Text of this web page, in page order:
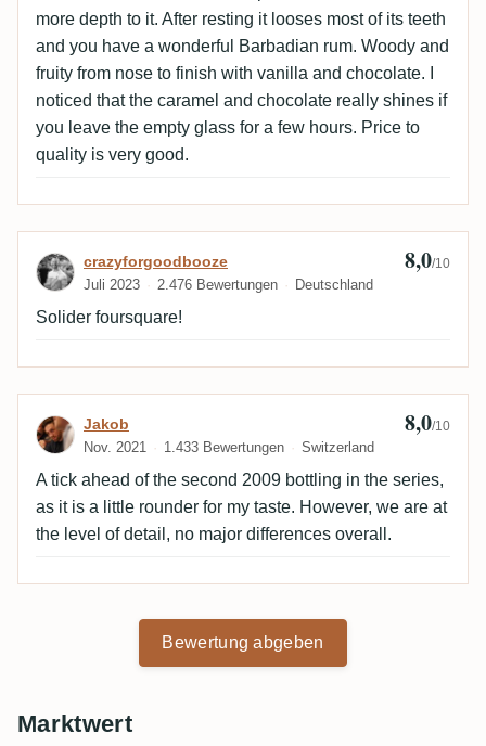
more depth to it. After resting it looses most of its teeth
and you have a wonderful Barbadian rum. Woody and
fruity from nose to finish with vanilla and chocolate. I
noticed that the caramel and chocolate really shines if
you leave the empty glass for a few hours. Price to
quality is very good.
Bewertung von crazyforgoodbooze
crazyforgoodbooze
Juli 2023 2.476 Bewertungen Deutschland
8,0/10
Solider foursquare!
Bewertung von Jakob
Jakob
Nov. 2021 1.433 Bewertungen Switzerland
8,0/10
A tick ahead of the second 2009 bottling in the series,
as it is a little rounder for my taste. However, we are at
the level of detail, no major differences overall.
Bewertung abgeben
Marktwert